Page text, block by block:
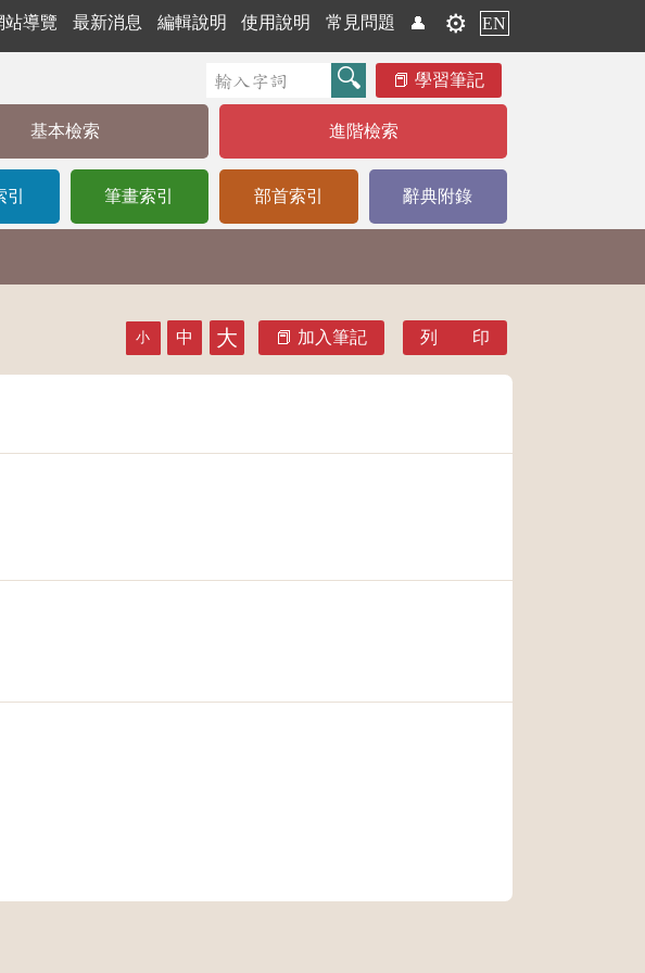
站導覽 最新消息 編輯說明 使用說明 常見問題 👤 ⚙️ EN
學習筆記
基本檢索 進階檢索
筆畫索引 部首索引 辭典附錄
小 中 大 加入筆記 列 印